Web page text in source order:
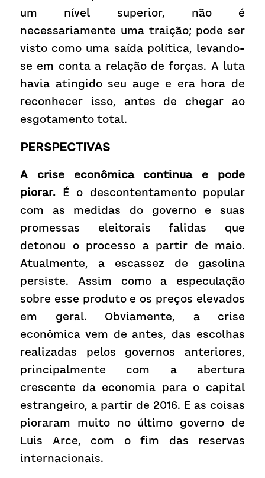
um nível superior, não é
necessariamente uma traição; pode ser
visto como uma saída política, levando-
se em conta a relação de forças. A luta
havia atingido seu auge e era hora de
reconhecer isso, antes de chegar ao
esgotamento total.
PERSPECTIVAS
A crise econômica continua e pode
piorar. É o descontentamento popular
com as medidas do governo e suas
promessas eleitorais falidas que
detonou o processo a partir de maio.
Atualmente, a escassez de gasolina
persiste. Assim como a especulação
sobre esse produto e os preços elevados
em geral. Obviamente, a crise
econômica vem de antes, das escolhas
realizadas pelos governos anteriores,
principalmente com a abertura
crescente da economia para o capital
estrangeiro, a partir de 2016. E as coisas
pioraram muito no último governo de
Luis Arce, com o fim das reservas
internacionais.